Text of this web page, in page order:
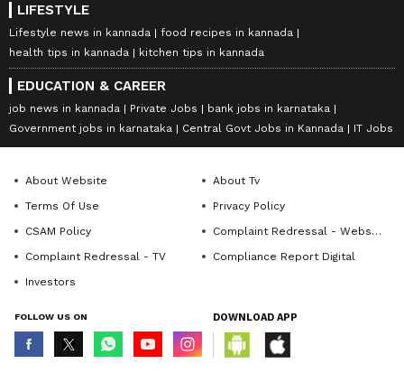
LIFESTYLE
Lifestyle news in kannada
food recipes in kannada
health tips in kannada
kitchen tips in kannada
EDUCATION & CAREER
job news in kannada Private Jobs
bank jobs in karnataka
Government jobs in karnataka
Central Govt Jobs in Kannada IT Jobs
About Website
About Tv
Terms Of Use
Privacy Policy
CSAM Policy
Complaint Redressal - Website
Complaint Redressal - TV
Compliance Report Digital
Investors
FOLLOW US ON DOWNLOAD APP